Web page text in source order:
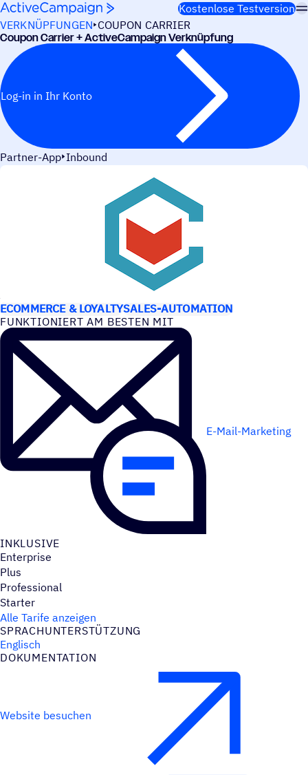
Weiter zum Inhalt
Kostenlose Testversion
VERKNÜPFUNGEN COUPON CARRIER
Coupon Carrier + ActiveCampaign Verknüpfung
Log-in in Ihr Konto
Partner-App Inbound
ECOMMERCE & LOYALTYSALES-AUTOMATION
FUNK­TIO­NIERT AM BESTEN MIT
E-Mail-Marketing
INKLU­SIVE
Enterprise
Plus
Professional
Starter
Alle Tarife anzeigen
SPRACH­UN­TER­STÜT­ZUNG
Englisch
DOKU­MEN­TA­TION
Website besuchen